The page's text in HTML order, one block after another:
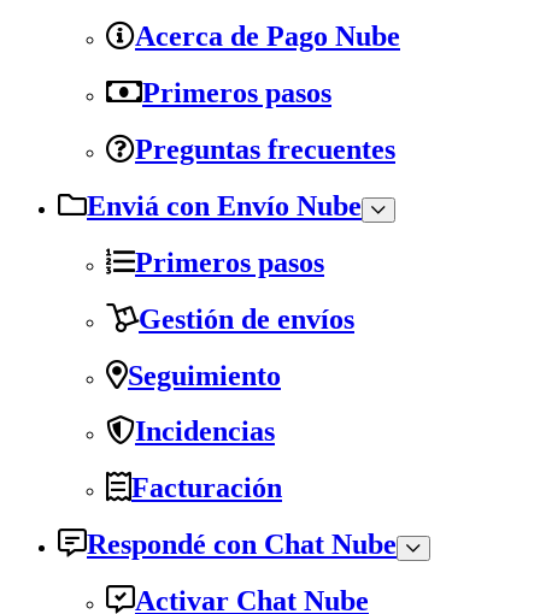
Acerca de Pago Nube
Primeros pasos
Preguntas frecuentes
Enviá con Envío Nube
Primeros pasos
Gestión de envíos
Seguimiento
Incidencias
Facturación
Respondé con Chat Nube
Activar Chat Nube